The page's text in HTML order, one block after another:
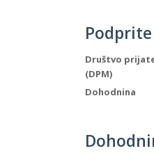
Društvo
(DPM)
Dohodnina